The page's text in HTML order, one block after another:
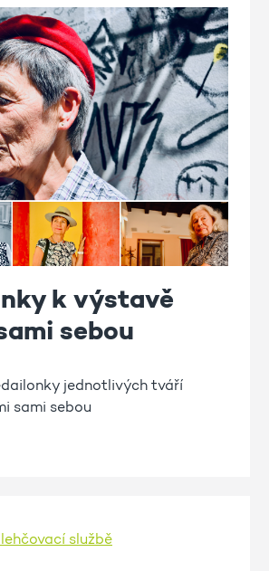
k výstavě
sebou
jednotlivých tváří
sami sebou